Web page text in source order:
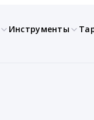
Инструменты